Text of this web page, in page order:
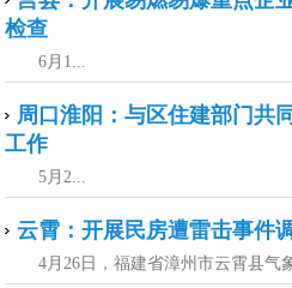
检查
6月1...
周口淮阳：与区住建部门共
工作
5月2...
云霄：开展民房遭雷击事件
4月26日，福建省漳州市云霄县气